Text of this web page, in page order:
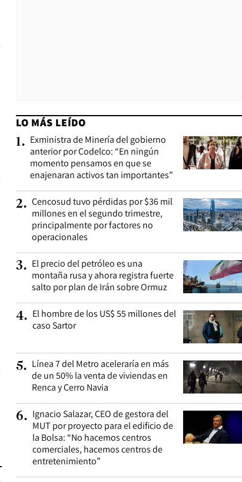
LO MÁS LEÍDO
1. Exministra de Minería del gobierno
anterior por Codelco: “En ningún
momento pensamos en que se
enajenaran activos tan importantes”
2. Cencosud tuvo pérdidas por $36 mil
millones en el segundo trimestre,
principalmente por factores no
operacionales
3. El precio del petróleo es una
montaña rusa y ahora registra fuerte
salto por plan de Irán sobre Ormuz
4. El hombre de los US$ 55 millones del
caso Sartor
5. Línea 7 del Metro aceleraría en más
de un 50% la venta de viviendas en
Renca y Cerro Navia
6. Ignacio Salazar, CEO de gestora del
MUT por proyecto para el edificio de
la Bolsa: “No hacemos centros
comerciales, hacemos centros de
entretenimiento”